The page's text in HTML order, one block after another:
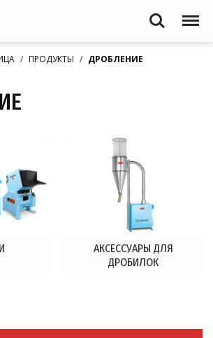
Search Menu
ПРОДУКТЫ ДРОБЛЕНИЕ
АКСЕССУАРЫ ДЛЯ
ДРОБИЛОК